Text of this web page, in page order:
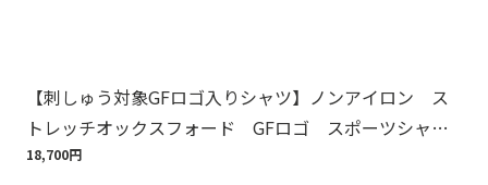
【刺しゅう対象GFロゴ入りシャツ】ノンアイロン ス
トレッチオックスフォード GFロゴ スポーツシャ
ツ Regular Fit
18,700円